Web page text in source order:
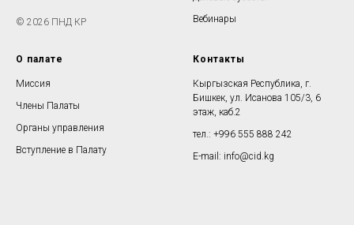
© 2026 ПНД КР
Вебинары
О палате
Миссия
Члены Палаты
Органы управления
Вступление в Палату
Контакты
Кыргызская Республика, г.
Бишкек, ул. Исанова 105/3, 6
этаж, каб.2
тел.: +996 555 888 242
E-mail: info@cid.kg